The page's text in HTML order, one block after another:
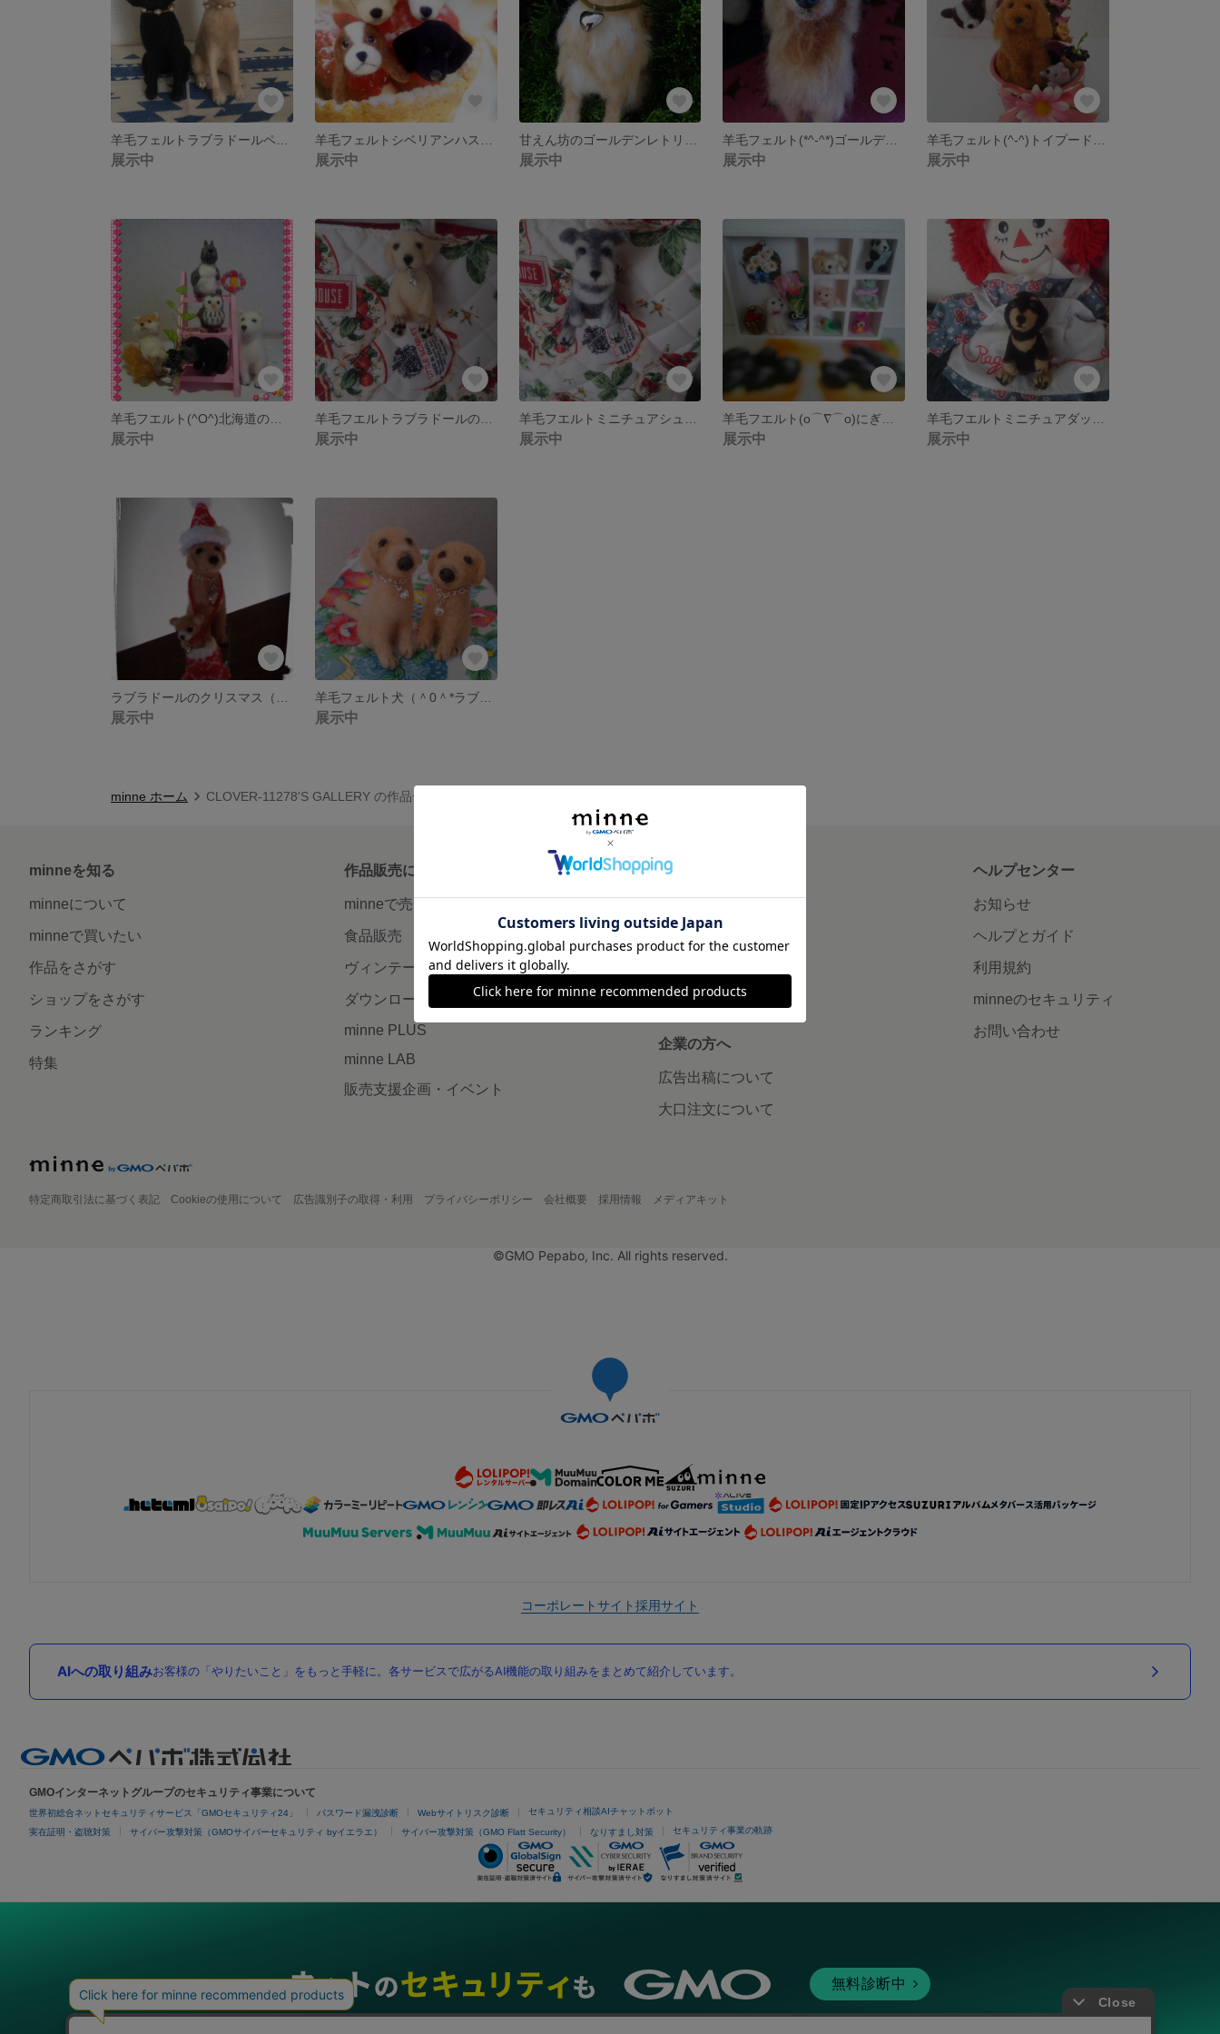
展示中 展示中 展示中 展示中 展示中
展示中
羊毛フエルトラブラドールのブローチ(*^-^*)送料込み。
展示中 展示中 展示中 展示中
展示中
羊毛フェルト犬（＾0＾*ラブラドールミニファミリー（＾0＾*[送料込み]
展示中
minne ホーム CLOVER-11278'S GALLERY の作品一覧
minneを知る
minneについて
minneで買いたい
作品をさがす
ショップをさがす
ランキング
特集
作品販売について
minneで売りたい
食品販売
ヴィンテージ販売
ダウンロード販売
minne PLUS
minne LAB
販売支援企画・イベント
読みもの
minne学習帖
minneの本
企業の方へ
広告出稿について
大口注文について
ヘルプセンター
お知らせ
ヘルプとガイド
利用規約
minneのセキュリティ
お問い合わせ
特定商取引法に基づく表記 Cookieの使用について 広告識別子の取得・利用 プライバシーポリシー 会社概要 採用情報 メディアキット
©GMO Pepabo, Inc. All rights reserved.
コーポレートサイト採用サイト
AIへの取り組みお客様の「やりたいこと」をもっと手軽に。各サービスで広がるAI機能の取り組みをまとめて紹介しています。
GMOインターネットグループのセキュリティ事業について
世界初総合ネットセキュリティサービス「GMOセキュリティ24」 パスワード漏洩診断 Webサイトリスク診断 セキュリティ相談AIチャットボット
実在証明・盗聴対策 サイバー攻撃対策（GMOサイバーセキュリティ byイエラエ） サイバー攻撃対策（GMO Flatt Security） なりすまし対策 セキュリティ事業の軌跡
無料診断中